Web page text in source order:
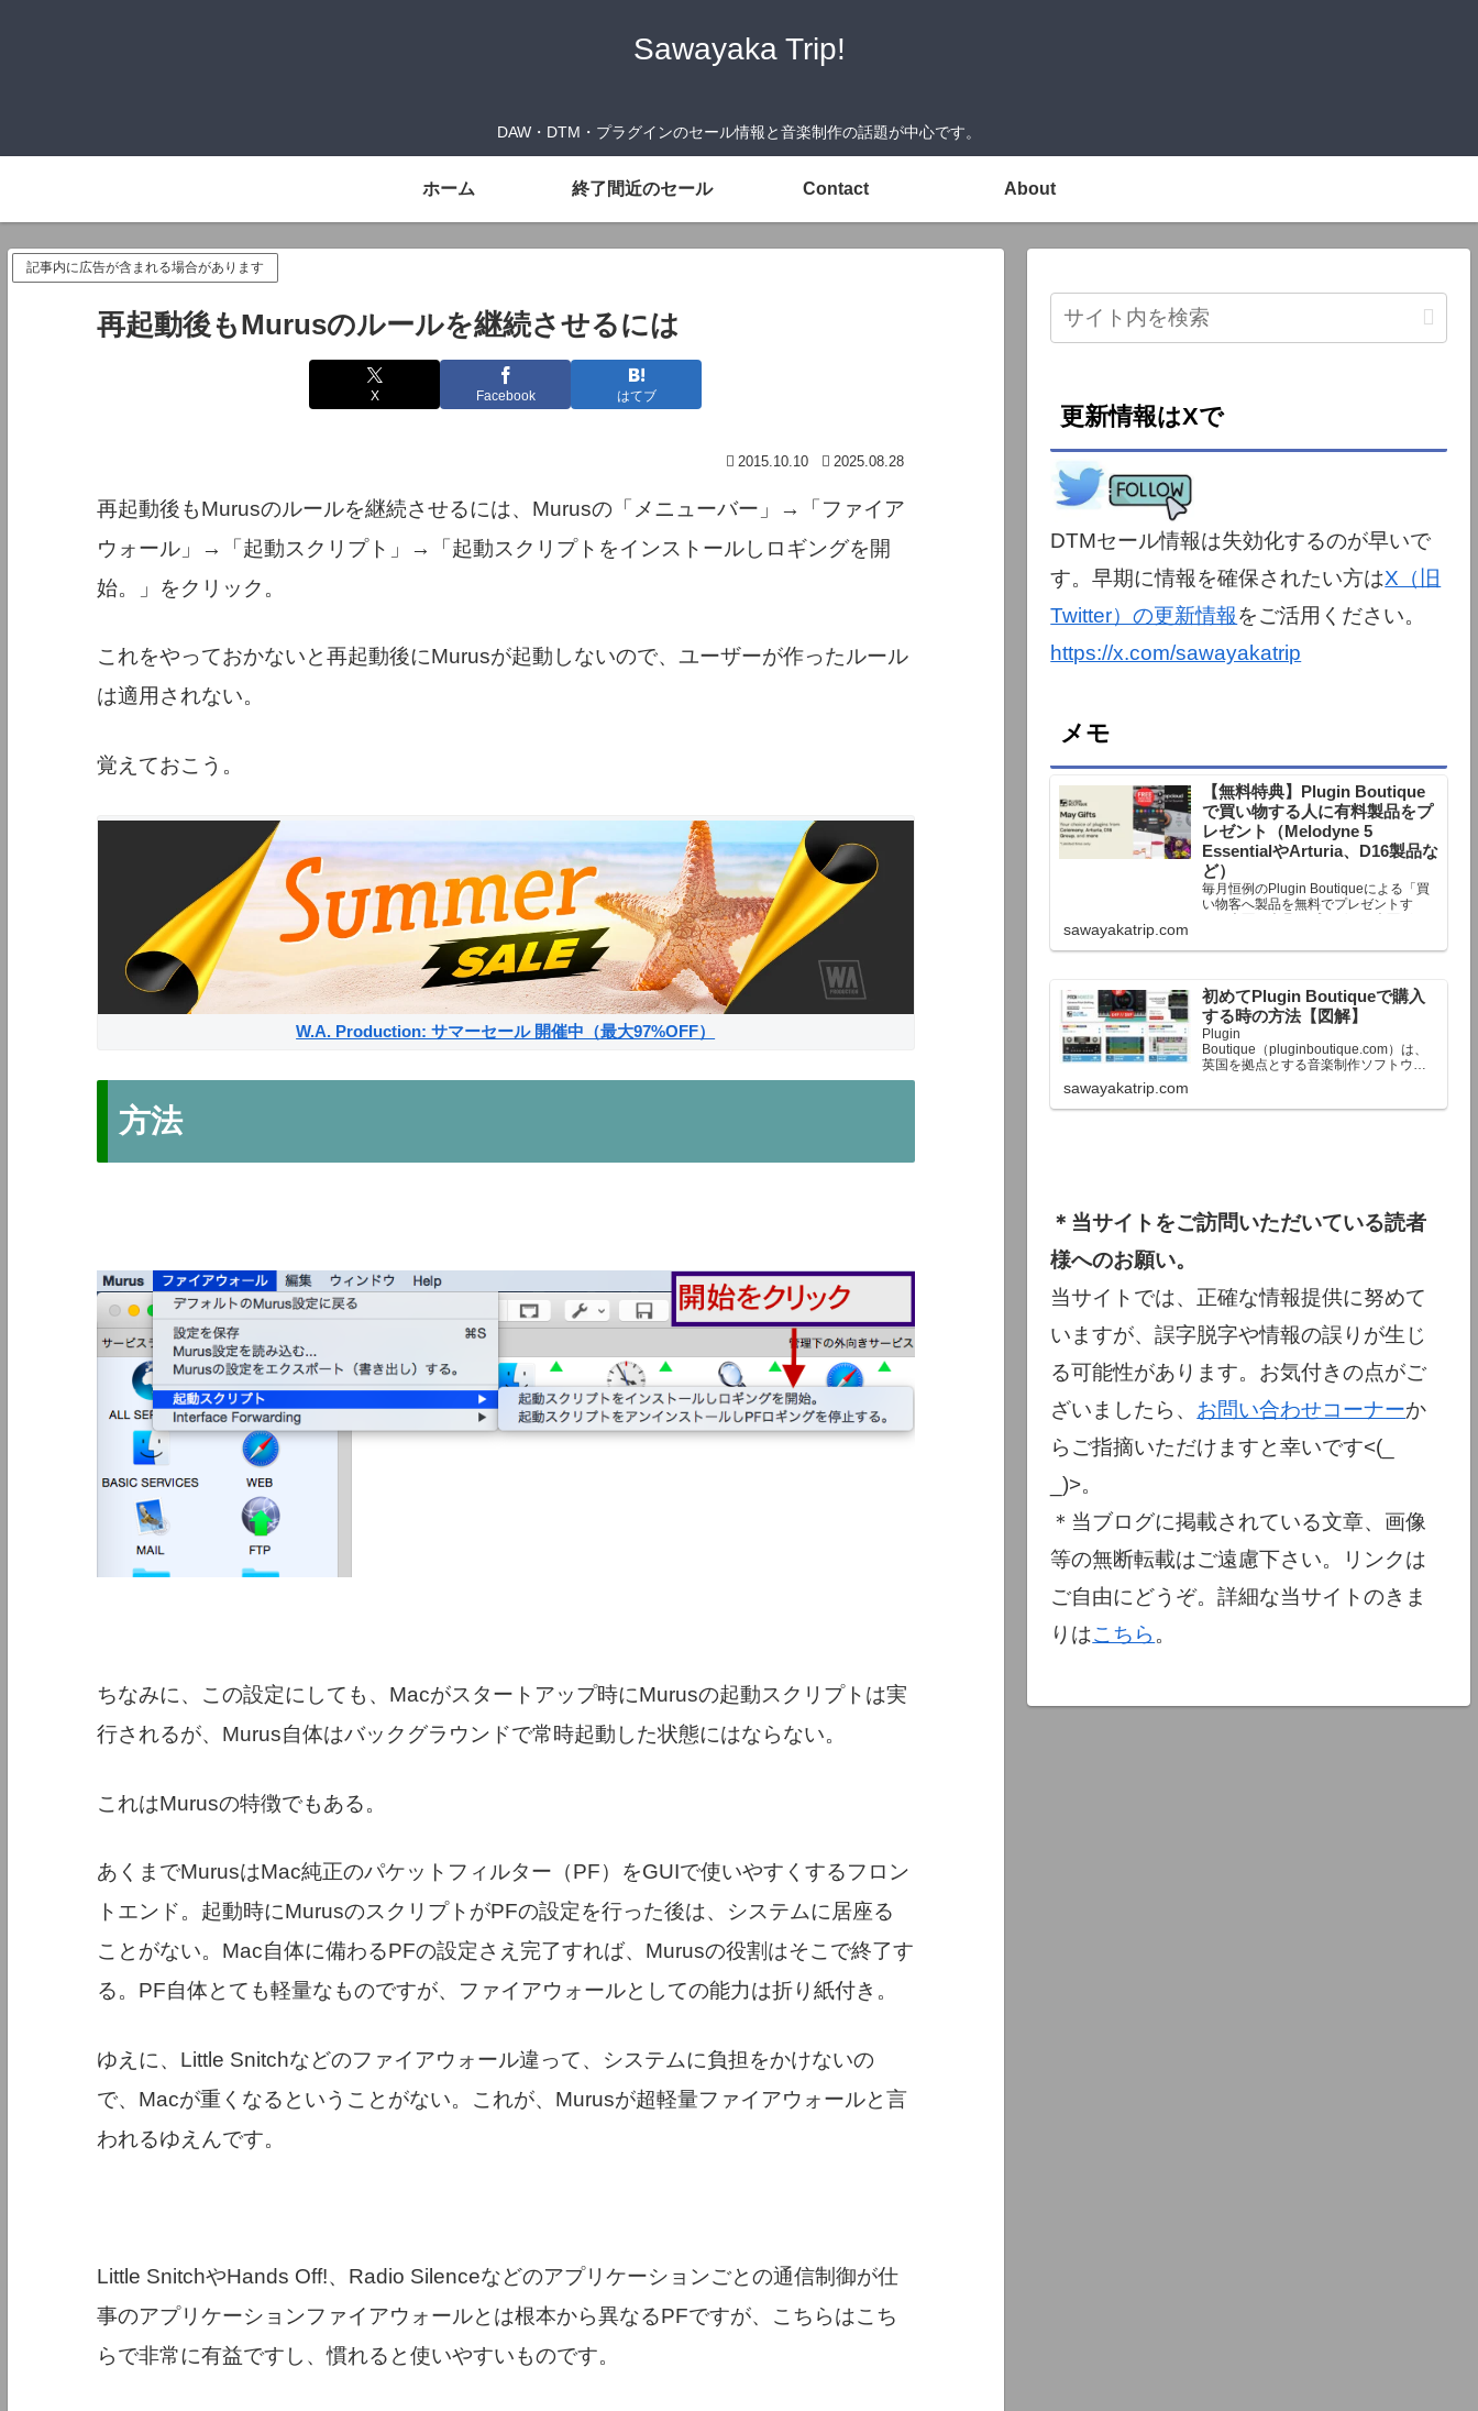
Sawayaka Trip!
DAW・DTM・プラグインのセール情報と音楽制作の話題が中心です。
ホーム 終了間近のセール Contact About
記事内に広告が含まれる場合があります
再起動後もMurusのルールを継続させるには
X Facebook はてブ
2015.10.10 2025.08.28
再起動後もMurusのルールを継続させるには、Murusの「メニューバー」→「ファイア
ウォール」→「起動スクリプト」→「起動スクリプトをインストールしロギングを開
始。」をクリック。
これをやっておかないと再起動後にMurusが起動しないので、ユーザーが作ったルール
は適用されない。
覚えておこう。
W.A. Production: サマーセール 開催中（最大97%OFF）
方法
ちなみに、この設定にしても、Macがスタートアップ時にMurusの起動スクリプトは実
行されるが、Murus自体はバックグラウンドで常時起動した状態にはならない。
これはMurusの特徴でもある。
あくまでMurusはMac純正のパケットフィルター（PF）をGUIで使いやすくするフロン
トエンド。起動時にMurusのスクリプトがPFの設定を行った後は、システムに居座る
ことがない。Mac自体に備わるPFの設定さえ完了すれば、Murusの役割はそこで終了す
る。PF自体とても軽量なものですが、ファイアウォールとしての能力は折り紙付き。
ゆえに、Little Snitchなどのファイアウォール違って、システムに負担をかけないの
で、Macが重くなるということがない。これが、Murusが超軽量ファイアウォールと言
われるゆえんです。
Little SnitchやHands Off!、Radio Silenceなどのアプリケーションごとの通信制御が仕
事のアプリケーションファイアウォールとは根本から異なるPFですが、こちらはこち
らで非常に有益ですし、慣れると使いやすいものです。
更新情報はXで
DTMセール情報は失効化するのが早いで
す。早期に情報を確保されたい方はX（旧
Twitter）の更新情報をご活用ください。
https://x.com/sawayakatrip
メモ
【無料特典】Plugin Boutique
で買い物する人に有料製品をプ
レゼント（Melodyne 5
EssentialやArturia、D16製品な
ど）
毎月恒例のPlugin Boutiqueによる「買
い物客へ製品を無料でプレゼントす
る」企画。今月もプレゼント企画が用
定額以上のお金を出して何かを購入す
終了予定日：日本時間：6/1（月…
sawayakatrip.com
初めてPlugin Boutiqueで購入
する時の方法【図解】
Plugin
Boutique（pluginboutique.com）は、
英国を拠点とする音楽制作ソフトウェ
で、世界中のミュージシャンに利用さ
sawayakatrip.com
＊当サイトをご訪問いただいている読者
様へのお願い。
当サイトでは、正確な情報提供に努めて
いますが、誤字脱字や情報の誤りが生じ
る可能性があります。お気付きの点がご
ざいましたら、 お問い合わせコーナーか
らご指摘いただけますと幸いです<(_
_)>。
＊当ブログに掲載されている文章、画像
等の無断転載はご遠慮下さい。リンクは
ご自由にどうぞ。詳細な当サイトのきま
りはこちら 。